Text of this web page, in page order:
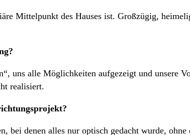
Mittelpunkt des Hauses ist. Großzügig,
uns alle Möglichkeiten aufgezeigt und unsere
realisiert.
denen alles nur optisch gedacht wurde,